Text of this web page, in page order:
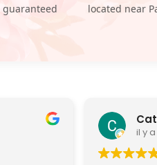
located near
il y